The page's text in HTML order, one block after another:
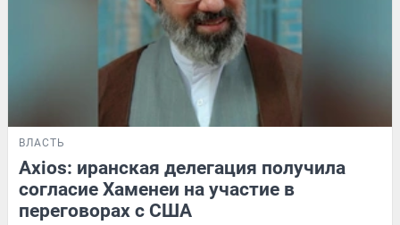
ВЛАСТЬ
Axios: иранская делегация получила
согласие Хаменеи на участие в
переговорах с США